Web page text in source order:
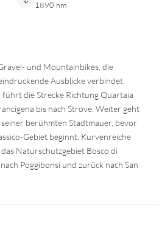
1890 hm
und Mountainbikes, die
Ausblicke verbindet.
führt die Strecke Richtung Quartaia
bis nach Strove. Weiter geht
berühmten Stadtmauer, bevor
Gebiet beginnt. Kurvenreiche
Naturschutzgebiet Bosco di
Poggibonsi und zurück nach San